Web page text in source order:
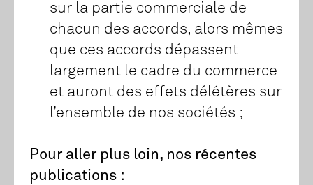
sur la partie commerciale de
chacun des accords, alors mêmes
que ces accords dépassent
largement le cadre du commerce
et auront des effets délétères sur
l’ensemble de nos sociétés ;
Pour aller plus loin, nos récentes
publications :